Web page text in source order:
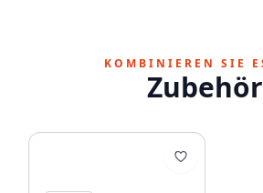
KOMBINIEREN SIE
Zubehör